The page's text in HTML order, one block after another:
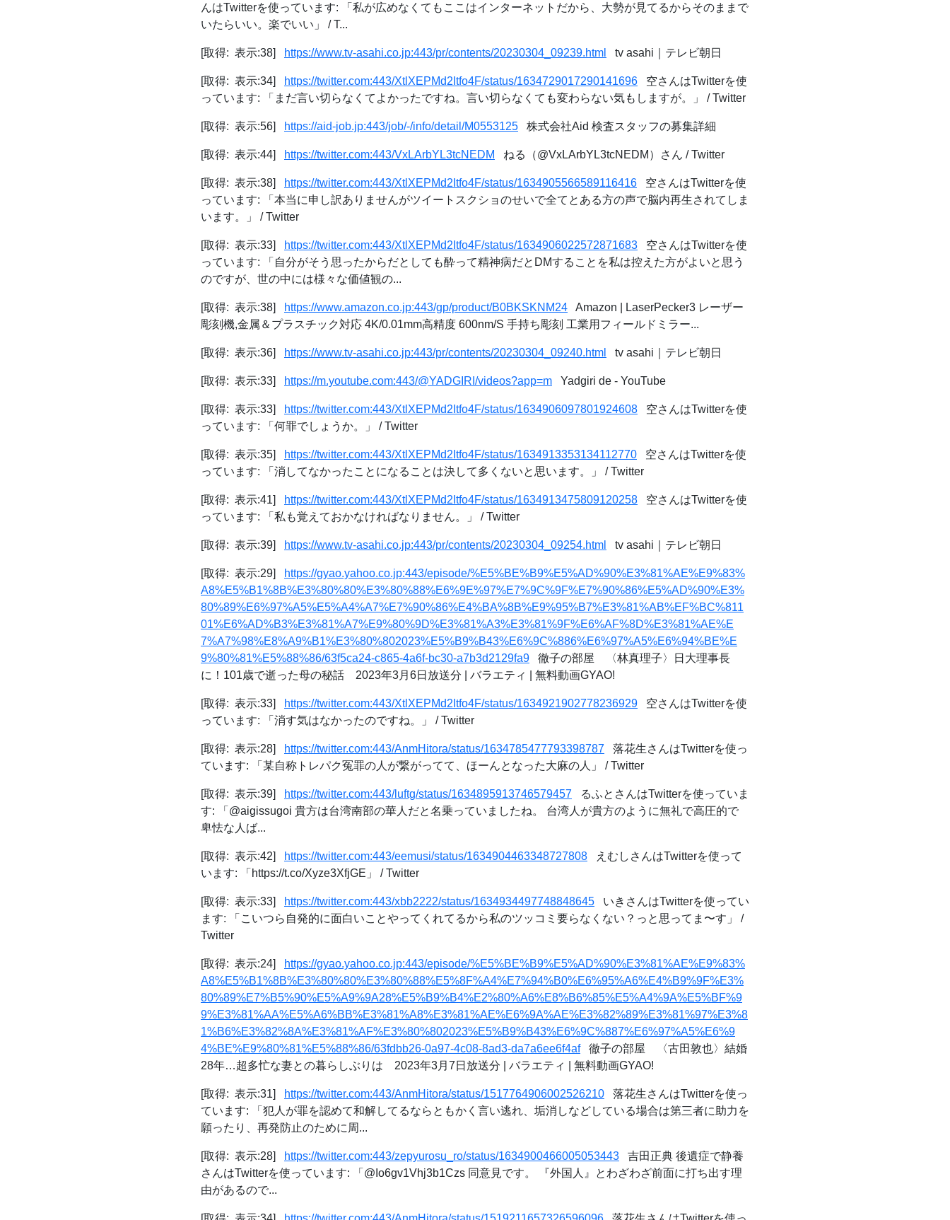
んはTwitterを使っています: 「私が広めなくてもここはインターネットだから、大勢が見てるからそのままで
いたらいい。楽でいい」 / T...
[取得: 表示:38] https://www.tv-asahi.co.jp:443/pr/contents/20230304_09239.html tv asahi｜テレビ朝日
[取得: 表示:34] https://twitter.com:443/XtlXEPMd2Itfo4F/status/1634729017290141696 空さんはTwitterを使
っています: 「まだ言い切らなくてよかったですね。言い切らなくても変わらない気もしますが。」 / Twitter
[取得: 表示:56] https://aid-job.jp:443/job/-/info/detail/M0553125 株式会社Aid 検査スタッフの募集詳細
[取得: 表示:44] https://twitter.com:443/VxLArbYL3tcNEDM ねる（@VxLArbYL3tcNEDM）さん / Twitter
[取得: 表示:38] https://twitter.com:443/XtlXEPMd2Itfo4F/status/1634905566589116416 空さんはTwitterを使
っています: 「本当に申し訳ありませんがツイートスクショのせいで全てとある方の声で脳内再生されてしま
います。」 / Twitter
[取得: 表示:33] https://twitter.com:443/XtlXEPMd2Itfo4F/status/1634906022572871683 空さんはTwitterを使
っています: 「自分がそう思ったからだとしても酔って精神病だとDMすることを私は控えた方がよいと思う
のですが、世の中には様々な価値観の...
[取得: 表示:38] https://www.amazon.co.jp:443/gp/product/B0BKSKNM24 Amazon | LaserPecker3 レーザー
彫刻機,金属＆プラスチック対応 4K/0.01mm高精度 600nm/S 手持ち彫刻 工業用フィールドミラー...
[取得: 表示:36] https://www.tv-asahi.co.jp:443/pr/contents/20230304_09240.html tv asahi｜テレビ朝日
[取得: 表示:33] https://m.youtube.com:443/@YADGIRI/videos?app=m Yadgiri de - YouTube
[取得: 表示:33] https://twitter.com:443/XtlXEPMd2Itfo4F/status/1634906097801924608 空さんはTwitterを使
っています: 「何罪でしょうか。」 / Twitter
[取得: 表示:35] https://twitter.com:443/XtlXEPMd2Itfo4F/status/1634913353134112770 空さんはTwitterを使
っています: 「消してなかったことになることは決して多くないと思います。」 / Twitter
[取得: 表示:41] https://twitter.com:443/XtlXEPMd2Itfo4F/status/1634913475809120258 空さんはTwitterを使
っています: 「私も覚えておかなければなりません。」 / Twitter
[取得: 表示:39] https://www.tv-asahi.co.jp:443/pr/contents/20230304_09254.html tv asahi｜テレビ朝日
[取得: 表示:29]
https://gyao.yahoo.co.jp:443/episode/%E5%BE%B9%E5%AD%90%E3%81%AE%E9%83%
A8%E5%B1%8B%E3%80%80%E3%80%88%E6%9E%97%E7%9C%9F%E7%90%86%E5%AD%90%E3%
80%89%E6%97%A5%E5%A4%A7%E7%90%86%E4%BA%8B%E9%95%B7%E3%81%AB%EF%BC%811
01%E6%AD%B3%E3%81%A7%E9%80%9D%E3%81%A3%E3%81%9F%E6%AF%8D%E3%81%AE%E
7%A7%98%E8%A9%B1%E3%80%802023%E5%B9%B43%E6%9C%886%E6%97%A5%E6%94%BE%E
9%80%81%E5%88%86/63f5ca24-c865-4a6f-bc30-a7b3d2129fa9 徹子の部屋 〈林真理子〉日大理事長
に！101歳で逝った母の秘話 2023年3月6日放送分 | バラエティ | 無料動画GYAO!
[取得: 表示:33] https://twitter.com:443/XtlXEPMd2Itfo4F/status/1634921902778236929 空さんはTwitterを使
っています: 「消す気はなかったのですね。」 / Twitter
[取得: 表示:28] https://twitter.com:443/AnmHitora/status/1634785477793398787 落花生さんはTwitterを使っ
ています: 「某自称トレパク冤罪の人が繋がってて、ほーんとなった大麻の人」 / Twitter
[取得: 表示:39] https://twitter.com:443/luftg/status/1634895913746579457 るふとさんはTwitterを使っていま
す: 「@aigissugoi 貴方は台湾南部の華人だと名乗っていましたね。 台湾人が貴方のように無礼で高圧的で
卑怯な人ば...
[取得: 表示:42] https://twitter.com:443/eemusi/status/1634904463348727808 えむしさんはTwitterを使って
います: 「https://t.co/Xyze3XfjGE」 / Twitter
[取得: 表示:33] https://twitter.com:443/xbb2222/status/1634934497748848645 いきさんはTwitterを使ってい
ます: 「こいつら自発的に面白いことやってくれてるから私のツッコミ要らなくない？っと思ってま〜す」 /
Twitter
[取得: 表示:24]
https://gyao.yahoo.co.jp:443/episode/%E5%BE%B9%E5%AD%90%E3%81%AE%E9%83%
A8%E5%B1%8B%E3%80%80%E3%80%88%E5%8F%A4%E7%94%B0%E6%95%A6%E4%B9%9F%E3%
80%89%E7%B5%90%E5%A9%9A28%E5%B9%B4%E2%80%A6%E8%B6%85%E5%A4%9A%E5%BF%9
9%E3%81%AA%E5%A6%BB%E3%81%A8%E3%81%AE%E6%9A%AE%E3%82%89%E3%81%97%E3%8
1%B6%E3%82%8A%E3%81%AF%E3%80%802023%E5%B9%B43%E6%9C%887%E6%97%A5%E6%9
4%BE%E9%80%81%E5%88%86/63fdbb26-0a97-4c08-8ad3-da7a6ee6f4af徹子の部屋 〈古田敦也〉結婚
28年…超多忙な妻との暮らしぶりは 2023年3月7日放送分 | バラエティ | 無料動画GYAO!
[取得: 表示:31] https://twitter.com:443/AnmHitora/status/1517764906002526210 落花生さんはTwitterを使っ
ています: 「犯人が罪を認めて和解してるならともかく言い逃れ、垢消しなどしている場合は第三者に助力を
願ったり、再発防止のために周...
[取得: 表示:28] https://twitter.com:443/zepyurosu_ro/status/1634900466005053443 吉田正典 後遺症で静養️
さんはTwitterを使っています: 「@Io6gv1Vhj3b1Czs 同意見です。 『外国人』とわざわざ前面に打ち出す理
由があるので...